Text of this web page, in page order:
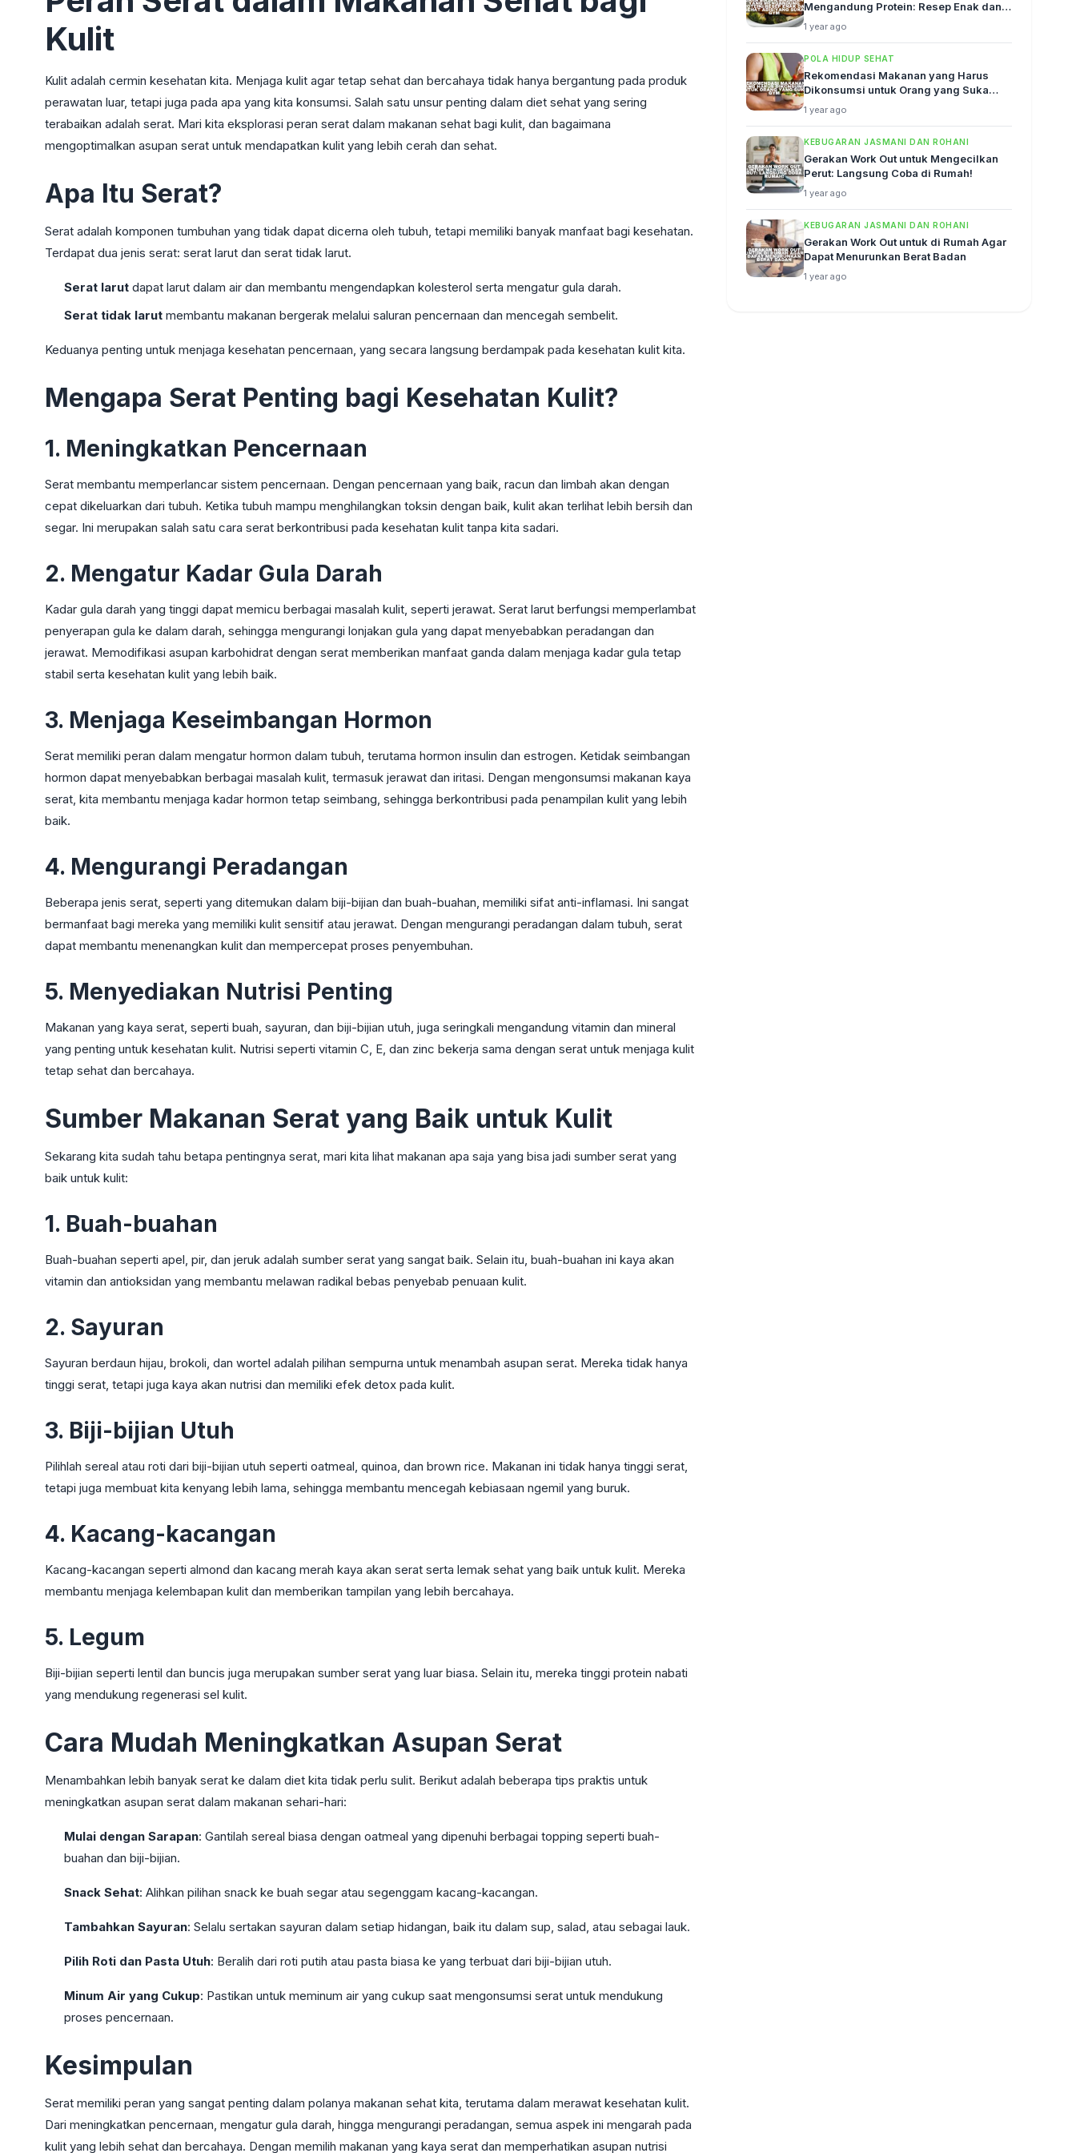
Kulit
Kulit adalah cermin kesehatan kita. Menjaga kulit agar tetap sehat dan bercahaya tidak hanya bergantung pada produk
perawatan luar, tetapi juga pada apa yang kita konsumsi. Salah satu unsur penting dalam diet sehat yang sering
terabaikan adalah serat. Mari kita eksplorasi peran serat dalam makanan sehat bagi kulit, dan bagaimana
mengoptimalkan asupan serat untuk mendapatkan kulit yang lebih cerah dan sehat.
Apa Itu Serat?
Serat adalah komponen tumbuhan yang tidak dapat dicerna oleh tubuh, tetapi memiliki banyak manfaat bagi kesehatan.
Terdapat dua jenis serat: serat larut dan serat tidak larut.
Serat larut dapat larut dalam air dan membantu mengendapkan kolesterol serta mengatur gula darah.
Serat tidak larut membantu makanan bergerak melalui saluran pencernaan dan mencegah sembelit.
Keduanya penting untuk menjaga kesehatan pencernaan, yang secara langsung berdampak pada kesehatan kulit kita.
Mengapa Serat Penting bagi Kesehatan Kulit?
1. Meningkatkan Pencernaan
Serat membantu memperlancar sistem pencernaan. Dengan pencernaan yang baik, racun dan limbah akan dengan
cepat dikeluarkan dari tubuh. Ketika tubuh mampu menghilangkan toksin dengan baik, kulit akan terlihat lebih bersih dan
segar. Ini merupakan salah satu cara serat berkontribusi pada kesehatan kulit tanpa kita sadari.
2. Mengatur Kadar Gula Darah
Kadar gula darah yang tinggi dapat memicu berbagai masalah kulit, seperti jerawat. Serat larut berfungsi memperlambat
penyerapan gula ke dalam darah, sehingga mengurangi lonjakan gula yang dapat menyebabkan peradangan dan
jerawat. Memodifikasi asupan karbohidrat dengan serat memberikan manfaat ganda dalam menjaga kadar gula tetap
stabil serta kesehatan kulit yang lebih baik.
3. Menjaga Keseimbangan Hormon
Serat memiliki peran dalam mengatur hormon dalam tubuh, terutama hormon insulin dan estrogen. Ketidak seimbangan
hormon dapat menyebabkan berbagai masalah kulit, termasuk jerawat dan iritasi. Dengan mengonsumsi makanan kaya
serat, kita membantu menjaga kadar hormon tetap seimbang, sehingga berkontribusi pada penampilan kulit yang lebih
baik.
4. Mengurangi Peradangan
Beberapa jenis serat, seperti yang ditemukan dalam biji-bijian dan buah-buahan, memiliki sifat anti-inflamasi. Ini sangat
bermanfaat bagi mereka yang memiliki kulit sensitif atau jerawat. Dengan mengurangi peradangan dalam tubuh, serat
dapat membantu menenangkan kulit dan mempercepat proses penyembuhan.
5. Menyediakan Nutrisi Penting
Makanan yang kaya serat, seperti buah, sayuran, dan biji-bijian utuh, juga seringkali mengandung vitamin dan mineral
yang penting untuk kesehatan kulit. Nutrisi seperti vitamin C, E, dan zinc bekerja sama dengan serat untuk menjaga kulit
tetap sehat dan bercahaya.
Sumber Makanan Serat yang Baik untuk Kulit
Sekarang kita sudah tahu betapa pentingnya serat, mari kita lihat makanan apa saja yang bisa jadi sumber serat yang
baik untuk kulit:
1. Buah-buahan
Buah-buahan seperti apel, pir, dan jeruk adalah sumber serat yang sangat baik. Selain itu, buah-buahan ini kaya akan
vitamin dan antioksidan yang membantu melawan radikal bebas penyebab penuaan kulit.
2. Sayuran
Sayuran berdaun hijau, brokoli, dan wortel adalah pilihan sempurna untuk menambah asupan serat. Mereka tidak hanya
tinggi serat, tetapi juga kaya akan nutrisi dan memiliki efek detox pada kulit.
3. Biji-bijian Utuh
Pilihlah sereal atau roti dari biji-bijian utuh seperti oatmeal, quinoa, dan brown rice. Makanan ini tidak hanya tinggi serat,
tetapi juga membuat kita kenyang lebih lama, sehingga membantu mencegah kebiasaan ngemil yang buruk.
4. Kacang-kacangan
Kacang-kacangan seperti almond dan kacang merah kaya akan serat serta lemak sehat yang baik untuk kulit. Mereka
membantu menjaga kelembapan kulit dan memberikan tampilan yang lebih bercahaya.
5. Legum
Biji-bijian seperti lentil dan buncis juga merupakan sumber serat yang luar biasa. Selain itu, mereka tinggi protein nabati
yang mendukung regenerasi sel kulit.
Cara Mudah Meningkatkan Asupan Serat
Menambahkan lebih banyak serat ke dalam diet kita tidak perlu sulit. Berikut adalah beberapa tips praktis untuk
meningkatkan asupan serat dalam makanan sehari-hari:
Mulai dengan Sarapan: Gantilah sereal biasa dengan oatmeal yang dipenuhi berbagai topping seperti buah-
buahan dan biji-bijian.
Snack Sehat: Alihkan pilihan snack ke buah segar atau segenggam kacang-kacangan.
Tambahkan Sayuran: Selalu sertakan sayuran dalam setiap hidangan, baik itu dalam sup, salad, atau sebagai lauk.
Pilih Roti dan Pasta Utuh: Beralih dari roti putih atau pasta biasa ke yang terbuat dari biji-bijian utuh.
Minum Air yang Cukup: Pastikan untuk meminum air yang cukup saat mengonsumsi serat untuk mendukung
proses pencernaan.
Kesimpulan
Serat memiliki peran yang sangat penting dalam polanya makanan sehat kita, terutama dalam merawat kesehatan kulit.
Dari meningkatkan pencernaan, mengatur gula darah, hingga mengurangi peradangan, semua aspek ini mengarah pada
kulit yang lebih sehat dan bercahaya. Dengan memilih makanan yang kaya serat dan memperhatikan asupan nutrisi
Mengandung Protein: Resep Enak dan
Sehat Abis!
1 year ago
POLA HIDUP SEHAT
Rekomendasi Makanan yang Harus
Dikonsumsi untuk Orang yang Suka
Gym
1 year ago
KEBUGARAN JASMANI DAN ROHANI
Gerakan Work Out untuk Mengecilkan
Perut: Langsung Coba di Rumah!
1 year ago
KEBUGARAN JASMANI DAN ROHANI
Gerakan Work Out untuk di Rumah Agar
Dapat Menurunkan Berat Badan
1 year ago